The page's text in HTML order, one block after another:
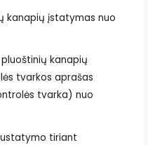
kanapių įstatymas nuo
kanapių
tvarkos aprašas
tvarka) nuo
tiriant